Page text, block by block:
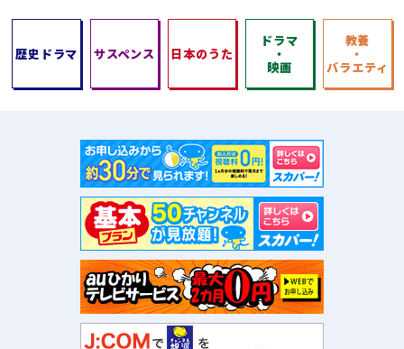
歴史ドラマ サスペンス 日本のうた
ドラマ
・
映画
教養
・
バラエティ